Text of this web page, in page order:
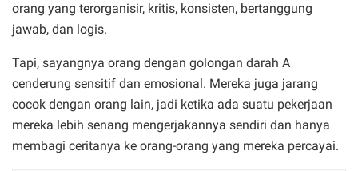
orang yang terorganisir, kritis, konsisten, bertanggung
jawab, dan logis.
Tapi, sayangnya orang dengan golongan darah A
cenderung sensitif dan emosional. Mereka juga jarang
cocok dengan orang lain, jadi ketika ada suatu pekerjaan
mereka lebih senang mengerjakannya sendiri dan hanya
membagi ceritanya ke orang-orang yang mereka percayai.